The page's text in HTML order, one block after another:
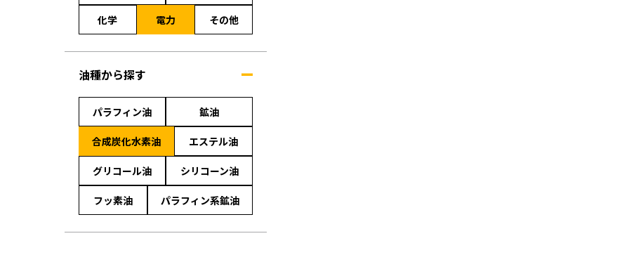
化学 電力 その他
油種から探す
パラフィン油 鉱油
合成炭化水素油 エステル油
グリコール油 シリコーン油
フッ素油 パラフィン系鉱油